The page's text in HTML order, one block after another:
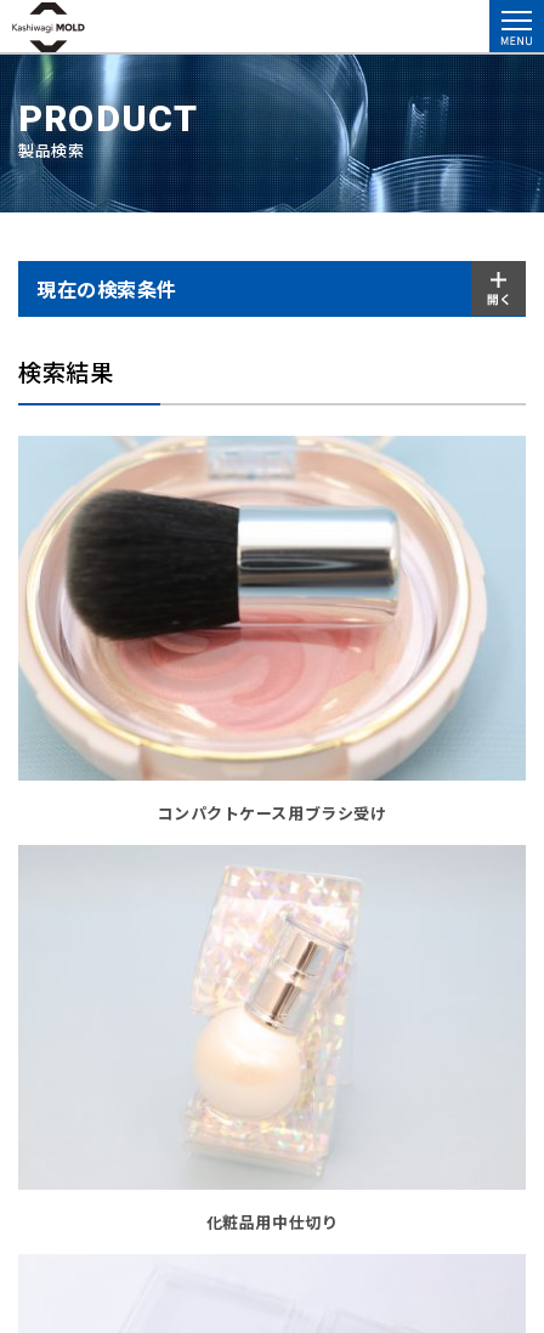
PRODUCT
製品検索
現在の検索条件
検索結果
コンパクトケース用ブラシ受け
化粧品用中仕切り